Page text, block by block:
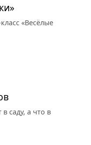
«Весёлые
саду, а что в